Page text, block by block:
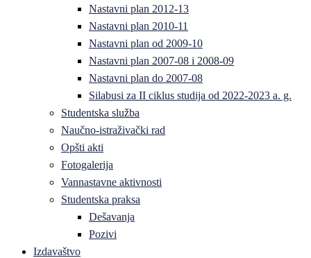
Nastavni plan 2012-13
Nastavni plan 2010-11
Nastavni plan od 2009-10
Nastavni plan 2007-08 i 2008-09
Nastavni plan do 2007-08
Silabusi za II ciklus studija od 2022-2023 a. g.
Studentska služba
Naučno-istraživački rad
Opšti akti
Fotogalerija
Vannastavne aktivnosti
Studentska praksa
Dešavanja
Pozivi
Izdavaštvo